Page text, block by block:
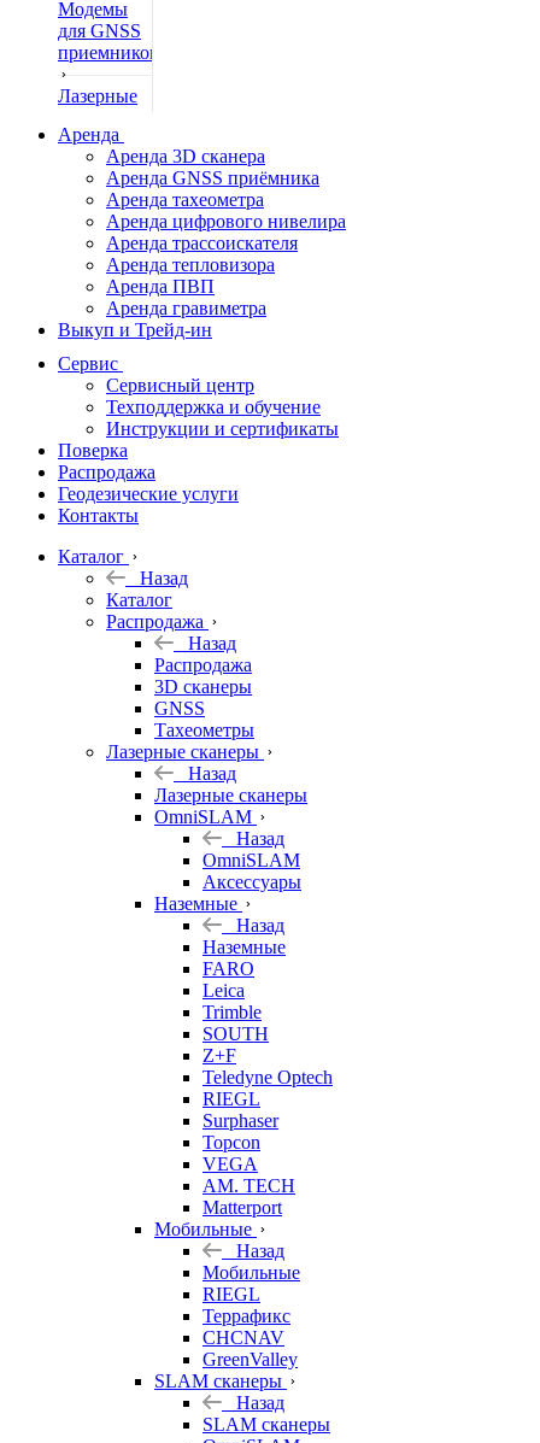
Модемы
для GNSS
приемников
Лазерные
Нивелиры
Теодолиты
Трассоискатели
Неразрушающий
контроль
Аксессуары
Софт
Георадары
Акции
Гидрография
Подбор
оборудования
по задачам
Архив
Геодезическое
оборудование
Аренда
Аренда 3D сканера
Аренда GNSS приёмника
Аренда тахеометра
Аренда цифрового нивелира
Аренда трассоискателя
Аренда тепловизора
Аренда ПВП
Аренда гравиметра
Выкуп и Трейд-ин
Сервис
Сервисный центр
Техподдержка и обучение
Инструкции и сертификаты
Поверка
Распродажа
Геодезические услуги
Контакты
Каталог
Назад
Каталог
Распродажа
Назад
Распродажа
3D сканеры
GNSS
Тахеометры
Лазерные сканеры
Назад
Лазерные сканеры
OmniSLAM
Назад
OmniSLAM
Аксессуары
Наземные
Назад
Наземные
FARO
Leica
Trimble
SOUTH
Z+F
Teledyne Optech
RIEGL
Surphaser
Topcon
VEGA
AM. TECH
Matterport
Мобильные
Назад
Мобильные
RIEGL
Террафикс
CHCNAV
GreenValley
SLAM сканеры
Назад
SLAM сканеры